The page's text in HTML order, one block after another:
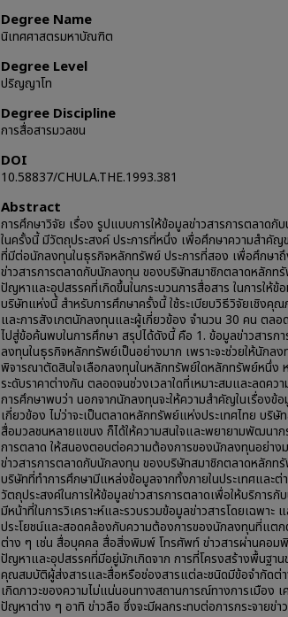
Degree Name
นิเทศศาสตรมหาบัณฑิต
Degree Level
ปริญญาโท
Degree Discipline
การสื่อสารมวลชน
DOI
10.58837/CHULA.THE.1993.381
Abstract
การศึกษาวิจัย เรื่อง รูปแบบการให้ข้อมูลข่าวสารการตลาด
ในครั้งนี้ มีวัตถุประสงค์ ประการที่หนึ่ง เพื่อศึกษาความสำคัญ
ที่มีต่อนักลงทุนในธุรกิจหลักทรัพย์ ประการที่สอง เพื่อศึกษา
ข่าวสารการตลาดกับนักลงทุน ของบริษัทสมาชิกตลาดหลักท
ปัญหาและอุปสรรคที่เกิดขึ้นในกระบวนการสื่อสาร ในการให้ข้
บริษัทแห่งนี้ สำหรับการศึกษาครั้งนี้ ใช้ระเบียบวิธีวิจัยเชิงคุ
และการสังเกตนักลงทุนและผู้เกี่ยวข้อง จำนวน 30 คน ตลอ
ไปสู่ข้อค้นพบในการศึกษา สรุปได้ดังนี้ คือ 1. ข้อมูลข่าวสาร
ลงทุนในธุรกิจหลักทรัพย์เป็นอย่างมาก เพราะจะช่วยให้นักลง
พิจารณาตัดสินใจเลือกลงทุนในหลักทรัพย์ใดหลักทรัพย์หนึ่ง
ระดับราคาต่างกัน ตลอดจนช่วงเวลาใดที่เหมาะสมและลดคว
การศึกษาพบว่า นอกจากนักลงทุนจะให้ความสำคัญในเรื่องข้
เกี่ยวข้อง ไม่ว่าจะเป็นตลาดหลักทรัพย์แห่งประเทศไทย บริ
สื่อมวลชนหลายแขนง ก็ได้ให้ความสนใจและพยายามพัฒนาก
การตลาด ให้สนองตอบต่อความต้องการของนักลงทุนอย่าง
ข่าวสารการตลาดกับนักลงทุน ของบริษัทสมาชิกตลาดหลักท
บริษัทที่ทำการศึกษามีแหล่งข้อมูลจากทั้งภายในประเทศและต่
วัตถุประสงค์ในการให้ข้อมูลข่าวสารการตลาดเพื่อให้บริการ
มีหน้าที่ในการวิเคราะห์และรวบรวมข้อมูลข่าวสารโดยเฉพาะ
ประโยชน์และสอดคล้องกับความต้องการของนักลงทุนที่แต
ต่าง ๆ เช่น สื่อบุคคล สื่อสิ่งพิมพ์ โทรศัพท์ ข่าวสารผ่านคอม
ปัญหาและอุปสรรคที่มีอยู่มักเกิดจาก การที่โครงสร้างพื้นฐา
คุณสมบัติผู้ส่งสารและสื่อหรือช่องสารแต่ละชนิดมีข้อจำกัดต่
เกิดภาวะของความไม่แน่นอนทางสถานการณ์ทางการเมือง
ปัญหาต่าง ๆ อาทิ ข่าวลือ ซึ่งจะมีผลกระทบต่อการกระจายข่า